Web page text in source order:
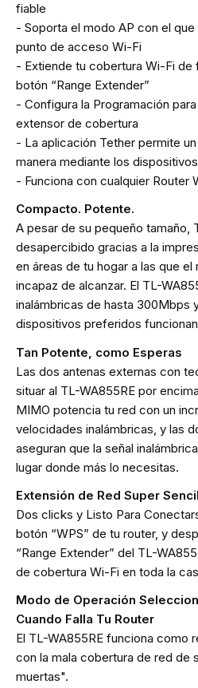
fiable
- Soporta el modo AP con el
punto de acceso Wi-Fi
- Extiende tu cobertura Wi-Fi de
botón “Range Extender”
- Configura la Programación
extensor de cobertura
- La aplicación Tether permite
manera mediante los
- Funciona con cualquier Router
Compacto. Potente.
A pesar de su pequeño tamaño,
desapercibido gracias a la
en áreas de tu hogar a las que el
incapaz de alcanzar. El TL-
inalámbricas de hasta 300Mbps
dispositivos preferidos
Tan Potente, como Esperas
Las dos antenas externas con
situar al TL-WA855RE por
MIMO potencia tu red con un
velocidades inalámbricas, y las
aseguran que la señal
lugar donde más lo necesitas.
Extensión de Red Super
Dos clicks y Listo Para
botón “WPS” de tu router, y
“Range Extender” del TL-
de cobertura Wi-Fi en toda la
Modo de Operación
Cuando Falla Tu Router
El TL-WA855RE funciona como
con la mala cobertura de red de
muertas".